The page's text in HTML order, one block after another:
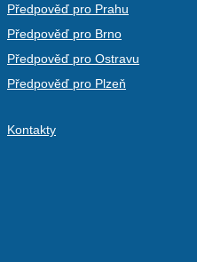
Předpověď pro Prahu
Předpověď pro Brno
Předpověď pro Ostravu
Předpověď pro Plzeň
Kontakty